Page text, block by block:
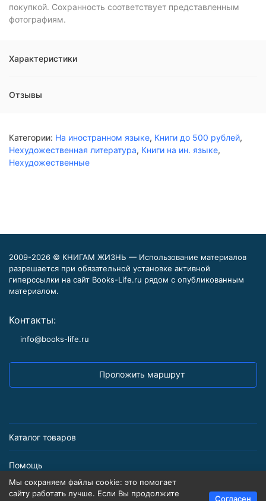
покупкой. Сохранность соответствует представленным
фотографиям.
Характеристики
Отзывы
Категории: На иностранном языке, Книги до 500 рублей,
Нехудожественная литература, Книги на ин. языке,
Нехудожественные
2009-2026 © КНИГАМ ЖИЗНЬ — Использование материалов
разрешается при обязательной установке активной
гиперссылки на сайт Books-Life.ru рядом с опубликованным
материалом.
Контакты:
info@books-life.ru
Проложить маршрут
Каталог товаров
Помощь
Информация
Мы сохраняем файлы cookie: это помогает
сайту работать лучше. Если Вы продолжите
Согласен